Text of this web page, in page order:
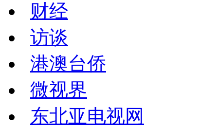
财经
访谈
港澳台侨
微视界
东北亚电视网